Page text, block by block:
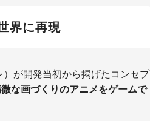
界に再現
）が開発当初から掲げたコンセプ
な画づくりのアニメをゲームで